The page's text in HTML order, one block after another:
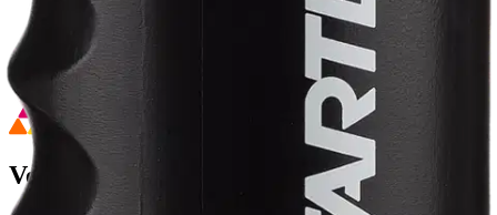
Ilmainen palautus 30 päivää.*
Nouto myymälästä ilman toimituskuluja.
Asiakasomistajalle Bonusta jopa 5 %.*
Verkkokauppa